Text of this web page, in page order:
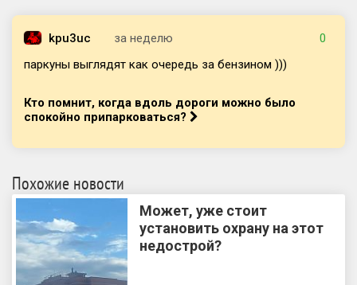
kpu3uc за неделю
0
паркуны выглядят как очередь за бензином )))
Кто помнит, когда вдоль дороги можно было
спокойно припарковаться?
Похожие новости
Может, уже стоит
установить охрану на этот
недострой?